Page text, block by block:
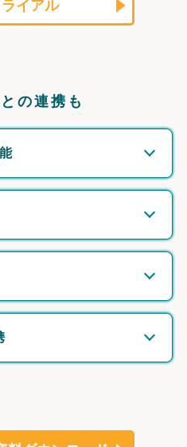
イアル
の連携も